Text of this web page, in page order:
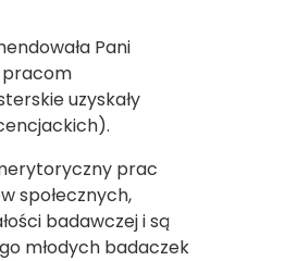
Pani
pracom
uzyskały
prac
społecznych,
badawczej i są
młodych badaczek